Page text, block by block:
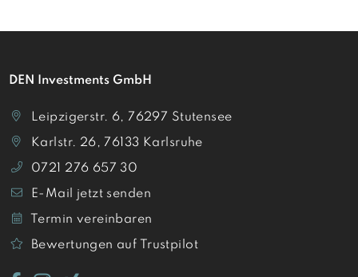
DEN Investments GmbH
Leipzigerstr. 6, 76297 Stutensee
Karlstr. 26, 76133 Karlsruhe
0721 276 657 30
E-Mail jetzt senden
Termin vereinbaren
Bewertungen auf Trustpilot